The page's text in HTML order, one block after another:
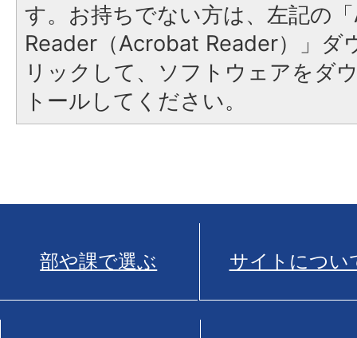
す。お持ちでない方は、左記の
Reader（Acrobat Reader）」ダ
リックして、ソフトウェアをダ
トールしてください。
部や課で選ぶ サイトについ